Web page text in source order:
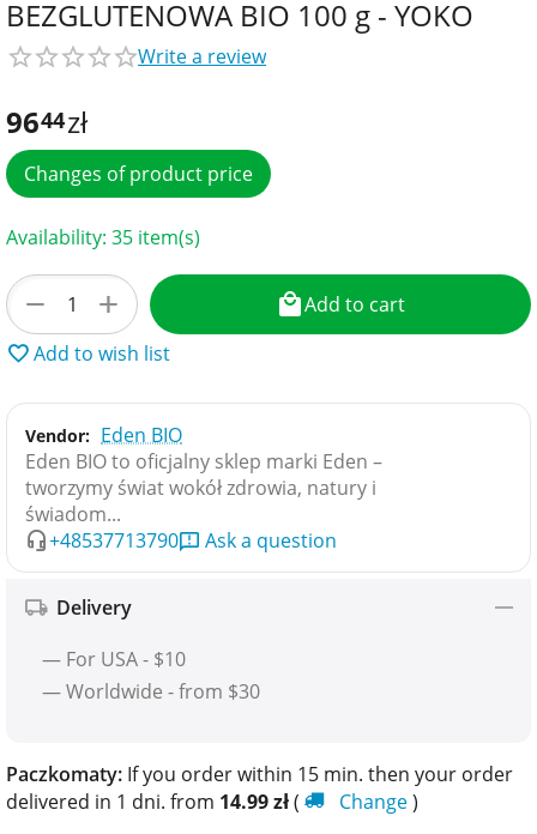
BEZGLUTENOWA BIO 100 g - YOKO
Write a review
9644zł
Changes of product price
Availability: 35 item(s)
+
−
Add to cart
Add to wish list
Vendor: Eden BIO
Eden BIO to oficjalny sklep marki Eden –
tworzymy świat wokół zdrowia, natury i
świadom...
+48537713790
Ask a question
Delivery
— For USA - $10
— Worldwide - from $30
Paczkomaty: If you order within 15 min. then your order
delivered in 1 dni. from 14.99zł( Change)